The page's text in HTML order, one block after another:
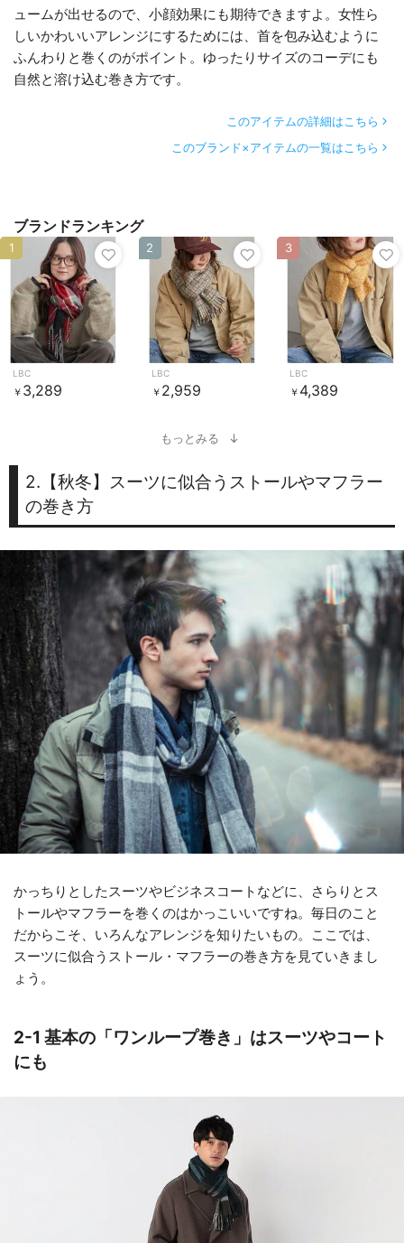
ュームが出せるので、小顔効果にも期待できますよ。女性ら
しいかわいいアレンジにするためには、首を包み込むように
ふんわりと巻くのがポイント。ゆったりサイズのコーデにも
自然と溶け込む巻き方です。
このアイテムの詳細はこちら
このブランド×アイテムの一覧はこちら
ブランドランキング
LBC
￥ 3,289
1
LBC
￥ 2,959
2
LBC
￥ 4,389
3
もっとみる
2.【秋冬】スーツに似合うストールやマフラー
の巻き方
かっちりとしたスーツやビジネスコートなどに、さらりとス
トールやマフラーを巻くのはかっこいいですね。毎日のこと
だからこそ、いろんなアレンジを知りたいもの。ここでは、
スーツに似合うストール・マフラーの巻き方を見ていきまし
ょう。
2-1 基本の「ワンループ巻き」はスーツやコート
にも